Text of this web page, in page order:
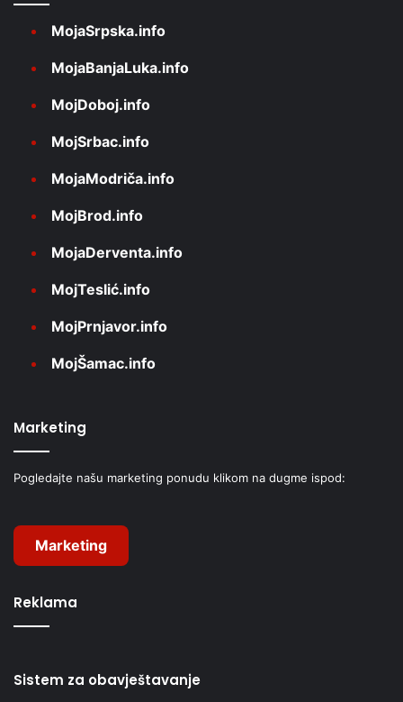
MojaSrpska.info
MojaBanjaLuka.info
MojDoboj.info
MojSrbac.info
MojaModriča.info
MojBrod.info
MojaDerventa.info
MojTeslić.info
MojPrnjavor.info
MojŠamac.info
Marketing
Pogledajte našu marketing ponudu klikom na dugme ispod:
Marketing
Reklama
Sistem za obavještavanje